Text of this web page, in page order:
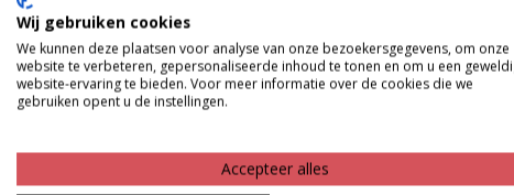
Wij gebruiken cookies
We kunnen deze plaatsen voor analyse van onze bezoekersgegevens, om onze
website te verbeteren, gepersonaliseerde inhoud te tonen en om u een
website-ervaring te bieden. Voor meer informatie over de cookies die we
gebruiken opent u de instellingen.
Accepteer alles